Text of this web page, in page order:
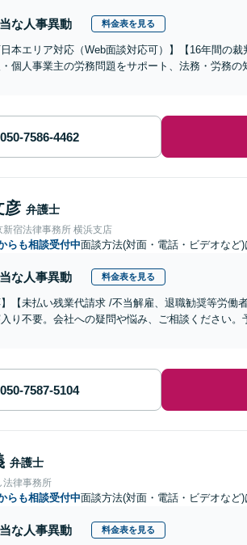
な人事異動 料金表を見る
日本エリア対応（Web面談対応可）】【16年間の
個人事業主の労務問題をサポート、法務・労務
彦 弁護士
宿法律事務所 横浜支店
らも相談受付中面談方法(対面・電話・ビデオなど)
な人事異動 料金表を見る
】【未払い残業代請求 /不当解雇、退職勧奨等労
り不要。会社への疑問や悩み、ご相談ください
弁護士
法律事務所
らも相談受付中面談方法(対面・電話・ビデオなど)
な人事異動 料金表を見る